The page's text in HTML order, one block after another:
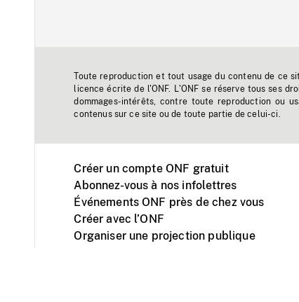
Toute reproduction et tout usage du contenu de ce
licence écrite de l'ONF. L'ONF se réserve tous ses
dommages-intérêts, contre toute reproduction ou
contenus sur ce site ou de toute partie de celui-ci.
Créer un compte ONF gratuit
Abonnez-vous à nos infolettres
Événements ONF près de chez vous
Créer avec l’ONF
Organiser une projection publique